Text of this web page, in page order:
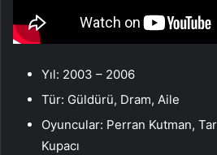
Yıl: 2003 – 2006
Tür: Güldürü, Dram, Aile
Oyuncular: Perran Kutman,
Kupacı